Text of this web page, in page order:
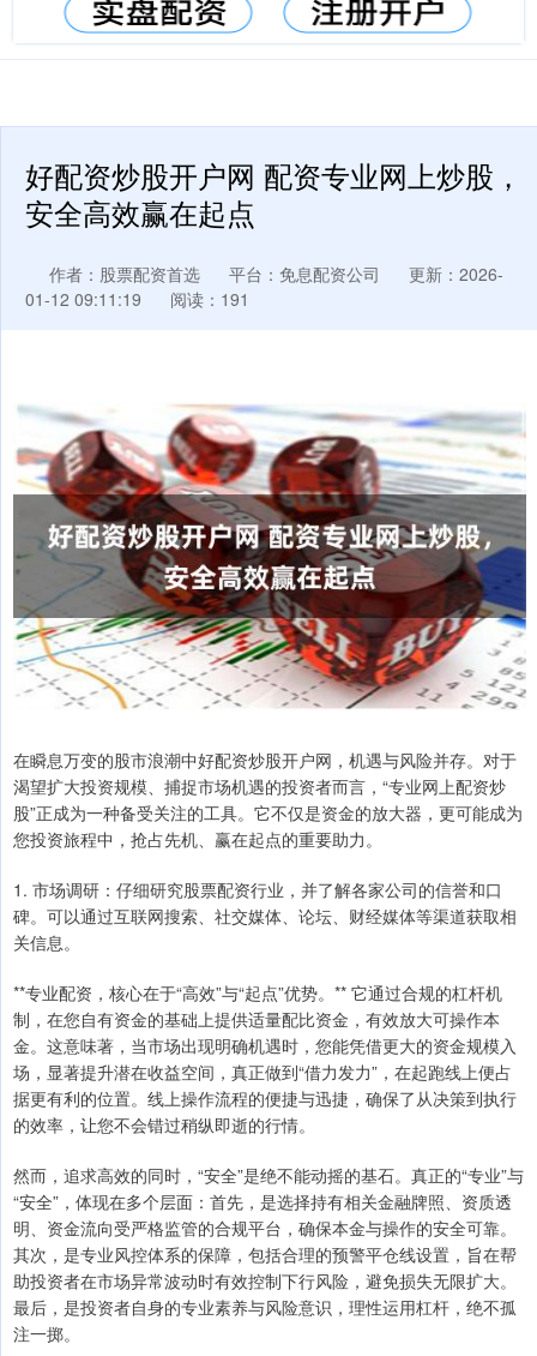
好配资炒股开户网 配资专业网上炒股，
安全高效赢在起点
作者：股票配资首选 平台：免息配资公司
更新：2026-
01-12 09:11:19
阅读：191
在瞬息万变的股市浪潮中好配资炒股开户网，机遇与风险并存。对于
渴望扩大投资规模、捕捉市场机遇的投资者而言，“专业网上配资炒
股”正成为一种备受关注的工具。它不仅是资金的放大器，更可能成为
您投资旅程中，抢占先机、赢在起点的重要助力。
1. 市场调研：仔细研究股票配资行业，并了解各家公司的信誉和口
碑。可以通过互联网搜索、社交媒体、论坛、财经媒体等渠道获取相
关信息。
**专业配资，核心在于“高效”与“起点”优势。** 它通过合规的杠杆机
制，在您自有资金的基础上提供适量配比资金，有效放大可操作本
金。这意味著，当市场出现明确机遇时，您能凭借更大的资金规模入
场，显著提升潜在收益空间，真正做到“借力发力”，在起跑线上便占
据更有利的位置。线上操作流程的便捷与迅捷，确保了从决策到执行
的效率，让您不会错过稍纵即逝的行情。
然而，追求高效的同时，“安全”是绝不能动摇的基石。真正的“专业”与
“安全”，体现在多个层面：首先，是选择持有相关金融牌照、资质透
明、资金流向受严格监管的合规平台，确保本金与操作的安全可靠。
其次，是专业风控体系的保障，包括合理的预警平仓线设置，旨在帮
助投资者在市场异常波动时有效控制下行风险，避免损失无限扩大。
最后，是投资者自身的专业素养与风险意识，理性运用杠杆，绝不孤
注一掷。